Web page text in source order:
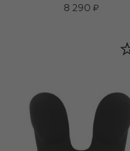
8 290 ₽